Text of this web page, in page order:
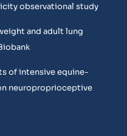
observational study
and adult lung
of intensive equine-
neuroproprioceptive